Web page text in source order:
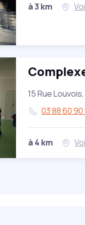
à 3 km
15 Rue
03 88 60 90
à 4 km